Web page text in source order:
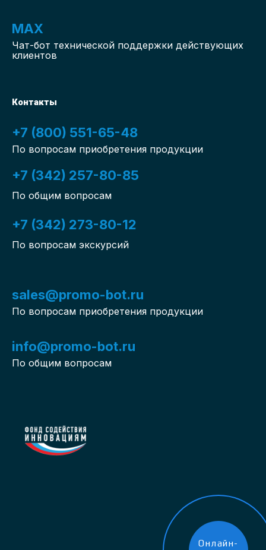
MAX
Чат-бот технической поддержки действующих
клиентов
Контакты
+7 (800) 551-65-48
По вопросам приобретения продукции
+7 (342) 257-80-85
По общим вопросам
+7 (342) 273-80-12
По вопросам экскурсий
sales@promo-bot.ru
По вопросам приобретения продукции
info@promo-bot.ru
По общим вопросам
Онлайн-